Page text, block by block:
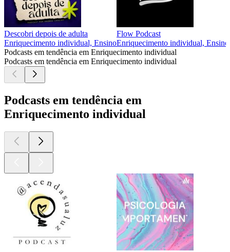
Descobri depois de adulta
Enriquecimento individual, Ensino
Flow Podcast
Enriquecimento individual, Ensino
Podcasts em tendência em Enriquecimento individual
Podcasts em tendência em Enriquecimento individual
Podcasts em tendência em
Enriquecimento individual